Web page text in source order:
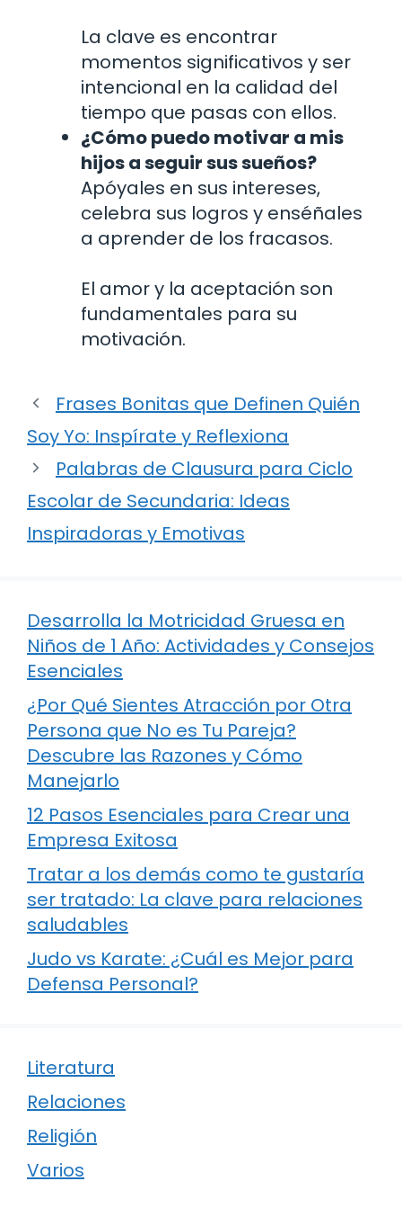
La clave es encontrar
momentos significativos y ser
intencional en la calidad del
tiempo que pasas con ellos.
¿Cómo puedo motivar a mis
hijos a seguir sus sueños?
Apóyales en sus intereses,
celebra sus logros y enséñales
a aprender de los fracasos.
El amor y la aceptación son
fundamentales para su
motivación.
Frases Bonitas que Definen Quién
Soy Yo: Inspírate y Reflexiona
Palabras de Clausura para Ciclo
Escolar de Secundaria: Ideas
Inspiradoras y Emotivas
Desarrolla la Motricidad Gruesa en
Niños de 1 Año: Actividades y Consejos
Esenciales
¿Por Qué Sientes Atracción por Otra
Persona que No es Tu Pareja?
Descubre las Razones y Cómo
Manejarlo
12 Pasos Esenciales para Crear una
Empresa Exitosa
Tratar a los demás como te gustaría
ser tratado: La clave para relaciones
saludables
Judo vs Karate: ¿Cuál es Mejor para
Defensa Personal?
Literatura
Relaciones
Religión
Varios